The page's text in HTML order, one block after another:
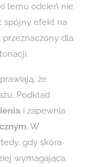
temu odcień nie
spójny efekt na
przeznaczony dla
że
Podkład
i zapewnia
. W
gdy skóra
wymagająca.